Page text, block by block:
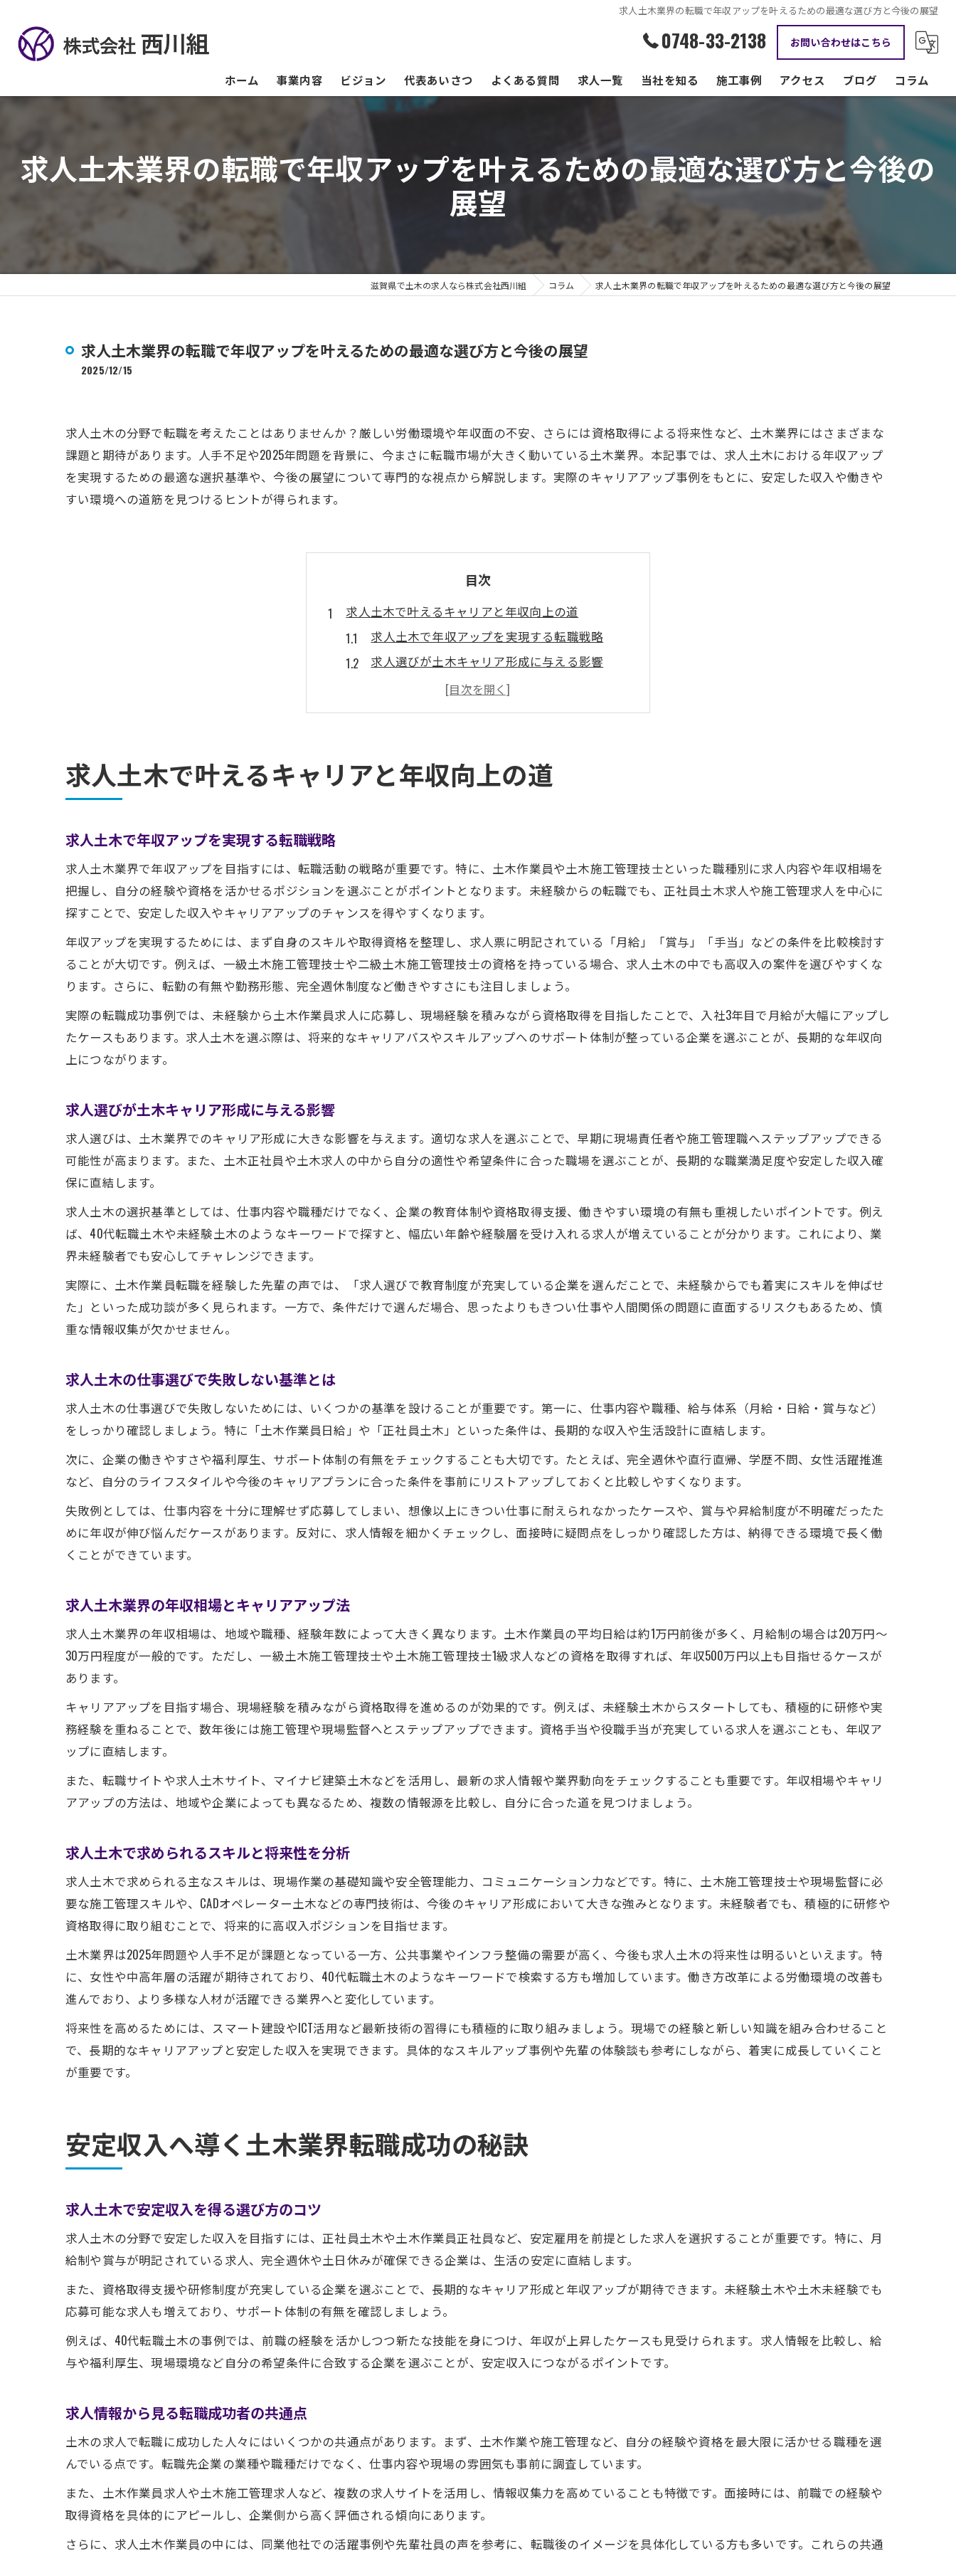
求人土木業界の転職で年収アップを叶えるための最適な選び方と今後の展望
0748-33-2138 お問い合わせはこちら
ホーム 事業内容 ビジョン 代表あいさつ よくある質問 求人一覧 当社を知る
正社員
転職
働きやすい
施工事例 アクセス ブログ コラム
求人土木業界の転職で年収アップを叶えるための最適な選び方と今後の
展望
滋賀県で土木の求人なら株式会社西川組 コラム 求人土木業界の転職で年収アップを叶えるための最適な選び方と今後の展望
求人土木業界の転職で年収アップを叶えるための最適な選び方と今後の展望
2025/12/15
求人土木の分野で転職を考えたことはありませんか？厳しい労働環境や年収面の不安、さらには資格取得による将来性など、土木業界にはさまざまな
課題と期待があります。人手不足や2025年問題を背景に、今まさに転職市場が大きく動いている土木業界。本記事では、求人土木における年収アップ
を実現するための最適な選択基準や、今後の展望について専門的な視点から解説します。実際のキャリアアップ事例をもとに、安定した収入や働きや
すい環境への道筋を見つけるヒントが得られます。
目次
求人土木で叶えるキャリアと年収向上の道
求人土木で年収アップを実現する転職戦略
求人選びが土木キャリア形成に与える影響
求人土木の仕事選びで失敗しない基準とは
求人土木業界の年収相場とキャリアアップ法
安定収入へ導く土木業界転職成功の秘訣
求人土木で安定収入を得る選び方のコツ
施工管理求人土木で評価される経験と資格
求人土木作業員が重視すべき労働環境とは
転職土木分野の求人動向と未来展望を探る
求人土木市場の変化と今後のトレンド分析
土木転職おすすめポイントと将来への備え
求人土木未経験者でも挑戦できる理由
2025年問題が与える求人土木の影響とは
求人土木サイトの活用で情報収集を強化
求人土木で正社員になる面接準備のコツ
土木作業員求人で求められる基礎スキル
資格取得が土木求人で収入増加につながる理由
資格取得で求人土木の年収が上がる仕組み
求人土木で評価される資格と選び方のコツ
資格取得支援が充実した求人土木を探す
求人土木で年齢を活かしたキャリアアップ
求人土木40代転職成功者の体験談に学ぶ
土木求人で見落としがちな福利厚生ポイント
求人土木で安定収入を目指す転職準備法
求人土木で叶えるキャリアと年収向上の道
求人土木で年収アップを実現する転職戦略
求人土木業界で年収アップを目指すには、転職活動の戦略が重要です。特に、土木作業員や土木施工管理技士といった職種別に求人内容や年収相場を
把握し、自分の経験や資格を活かせるポジションを選ぶことがポイントとなります。未経験からの転職でも、正社員土木求人や施工管理求人を中心に
探すことで、安定した収入やキャリアアップのチャンスを得やすくなります。
年収アップを実現するためには、まず自身のスキルや取得資格を整理し、求人票に明記されている「月給」「賞与」「手当」などの条件を比較検討す
ることが大切です。例えば、一級土木施工管理技士や二級土木施工管理技士の資格を持っている場合、求人土木の中でも高収入の案件を選びやすくな
ります。さらに、転勤の有無や勤務形態、完全週休制度など働きやすさにも注目しましょう。
実際の転職成功事例では、未経験から土木作業員求人に応募し、現場経験を積みながら資格取得を目指したことで、入社3年目で月給が大幅にアップし
たケースもあります。求人土木を選ぶ際は、将来的なキャリアパスやスキルアップへのサポート体制が整っている企業を選ぶことが、長期的な年収向
上につながります。
求人選びが土木キャリア形成に与える影響
求人選びは、土木業界でのキャリア形成に大きな影響を与えます。適切な求人を選ぶことで、早期に現場責任者や施工管理職へステップアップできる
可能性が高まります。また、土木正社員や土木求人の中から自分の適性や希望条件に合った職場を選ぶことが、長期的な職業満足度や安定した収入確
保に直結します。
求人土木の選択基準としては、仕事内容や職種だけでなく、企業の教育体制や資格取得支援、働きやすい環境の有無も重視したいポイントです。例え
ば、40代転職土木や未経験土木のようなキーワードで探すと、幅広い年齢や経験層を受け入れる求人が増えていることが分かります。これにより、業
界未経験者でも安心してチャレンジできます。
実際に、土木作業員転職を経験した先輩の声では、「求人選びで教育制度が充実している企業を選んだことで、未経験からでも着実にスキルを伸ばせ
た」といった成功談が多く見られます。一方で、条件だけで選んだ場合、思ったよりもきつい仕事や人間関係の問題に直面するリスクもあるため、慎
重な情報収集が欠かせません。
求人土木の仕事選びで失敗しない基準とは
求人土木の仕事選びで失敗しないためには、いくつかの基準を設けることが重要です。第一に、仕事内容や職種、給与体系（月給・日給・賞与など）
をしっかり確認しましょう。特に「土木作業員日給」や「正社員土木」といった条件は、長期的な収入や生活設計に直結します。
次に、企業の働きやすさや福利厚生、サポート体制の有無をチェックすることも大切です。たとえば、完全週休や直行直帰、学歴不問、女性活躍推進
など、自分のライフスタイルや今後のキャリアプランに合った条件を事前にリストアップしておくと比較しやすくなります。
失敗例としては、仕事内容を十分に理解せず応募してしまい、想像以上にきつい仕事に耐えられなかったケースや、賞与や昇給制度が不明確だったた
めに年収が伸び悩んだケースがあります。反対に、求人情報を細かくチェックし、面接時に疑問点をしっかり確認した方は、納得できる環境で長く働
くことができています。
求人土木業界の年収相場とキャリアアップ法
求人土木業界の年収相場は、地域や職種、経験年数によって大きく異なります。土木作業員の平均日給は約1万円前後が多く、月給制の場合は20万円〜
30万円程度が一般的です。ただし、一級土木施工管理技士や土木施工管理技士1級求人などの資格を取得すれば、年収500万円以上も目指せるケースが
あります。
キャリアアップを目指す場合、現場経験を積みながら資格取得を進めるのが効果的です。例えば、未経験土木からスタートしても、積極的に研修や実
務経験を重ねることで、数年後には施工管理や現場監督へとステップアップできます。資格手当や役職手当が充実している求人を選ぶことも、年収ア
ップに直結します。
また、転職サイトや求人土木サイト、マイナビ建築土木などを活用し、最新の求人情報や業界動向をチェックすることも重要です。年収相場やキャリ
アアップの方法は、地域や企業によっても異なるため、複数の情報源を比較し、自分に合った道を見つけましょう。
求人土木で求められるスキルと将来性を分析
求人土木で求められる主なスキルは、現場作業の基礎知識や安全管理能力、コミュニケーション力などです。特に、土木施工管理技士や現場監督に必
要な施工管理スキルや、CADオペレーター土木などの専門技術は、今後のキャリア形成において大きな強みとなります。未経験者でも、積極的に研修や
資格取得に取り組むことで、将来的に高収入ポジションを目指せます。
土木業界は2025年問題や人手不足が課題となっている一方、公共事業やインフラ整備の需要が高く、今後も求人土木の将来性は明るいといえます。特
に、女性や中高年層の活躍が期待されており、40代転職土木のようなキーワードで検索する方も増加しています。働き方改革による労働環境の改善も
進んでおり、より多様な人材が活躍できる業界へと変化しています。
将来性を高めるためには、スマート建設やICT活用など最新技術の習得にも積極的に取り組みましょう。現場での経験と新しい知識を組み合わせること
で、長期的なキャリアアップと安定した収入を実現できます。具体的なスキルアップ事例や先輩の体験談も参考にしながら、着実に成長していくこと
が重要です。
安定収入へ導く土木業界転職成功の秘訣
求人土木で安定収入を得る選び方のコツ
求人土木の分野で安定した収入を目指すには、正社員土木や土木作業員正社員など、安定雇用を前提とした求人を選択することが重要です。特に、月
給制や賞与が明記されている求人、完全週休や土日休みが確保できる企業は、生活の安定に直結します。
また、資格取得支援や研修制度が充実している企業を選ぶことで、長期的なキャリア形成と年収アップが期待できます。未経験土木や土木未経験でも
応募可能な求人も増えており、サポート体制の有無を確認しましょう。
例えば、40代転職土木の事例では、前職の経験を活かしつつ新たな技能を身につけ、年収が上昇したケースも見受けられます。求人情報を比較し、給
与や福利厚生、現場環境など自分の希望条件に合致する企業を選ぶことが、安定収入につながるポイントです。
求人情報から見る転職成功者の共通点
土木の求人で転職に成功した人々にはいくつかの共通点があります。まず、土木作業や施工管理など、自分の経験や資格を最大限に活かせる職種を選
んでいる点です。転職先企業の業種や職種だけでなく、仕事内容や現場の雰囲気も事前に調査しています。
また、土木作業員求人や土木施工管理求人など、複数の求人サイトを活用し、情報収集力を高めていることも特徴です。面接時には、前職での経験や
取得資格を具体的にアピールし、企業側から高く評価される傾向にあります。
さらに、求人土木作業員の中には、同業他社での活躍事例や先輩社員の声を参考に、転職後のイメージを具体化している方も多いです。これらの共通